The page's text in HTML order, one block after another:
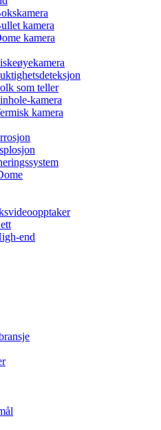
kamera
kamera
som teller
kamera
kamera
end